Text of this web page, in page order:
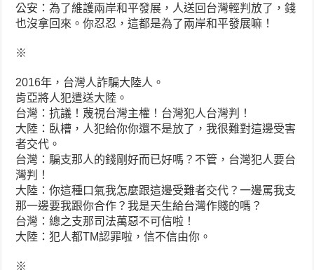
公安：為了維護兩岸和平發展，人送回台灣輕判放了，錢
也沒拿回來。你忍忍，這都是為了兩岸和平發展嘛！
※
2016年，台灣人詐騙大陸人。
肯亞將人犯遣送大陸。
台灣：抗議！蔑視台灣主權！台灣犯人台灣判！
大陸：臥槽，人犯給你你還不是放了，我很難對這邊受害
者交代。
台灣：騙支那人的錢剛好而已好嗎？不管，台灣犯人要台
灣判！
大陸：你這種口氣我怎麼跟這邊受難者交代？一邊罵我支
那一邊要我跟你合作？我是天生給台灣作賤的嗎？
台灣：總之支那司法萬惡不可信啦！
大陸：犯人都TM認罪啦，信不信由你。
※